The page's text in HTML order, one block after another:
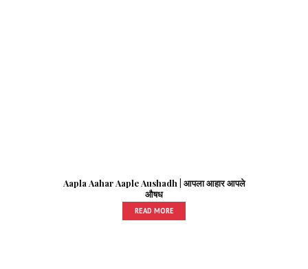
Aapla Aahar Aaple Aushadh | आपला आहार आपले
औषध
READ MORE